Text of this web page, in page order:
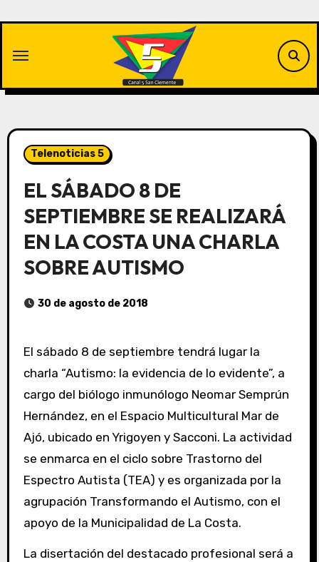
contenido
Telenoticias 5
EL SÁBADO 8 DE
SEPTIEMBRE SE REALIZARÁ
EN LA COSTA UNA CHARLA
SOBRE AUTISMO
30 de agosto de 2018
El sábado 8 de septiembre tendrá lugar la
charla “Autismo: la evidencia de lo evidente”, a
cargo del biólogo inmunólogo Neomar Semprún
Hernández, en el Espacio Multicultural Mar de
Ajó, ubicado en Yrigoyen y Sacconi. La actividad
se enmarca en el ciclo sobre Trastorno del
Espectro Autista (TEA) y es organizada por la
agrupación Transformando el Autismo, con el
apoyo de la Municipalidad de La Costa.
La disertación del destacado profesional será a